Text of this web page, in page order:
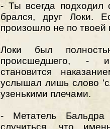
- Ты всегда подходил
брался, друг Локи.
произошло не по твоей
Локи был
происшедшего, -
становится
услышал лишь слово
узенькими плечами.
- Метатель
случиться, что